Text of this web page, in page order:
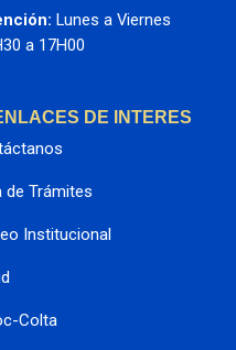
Lunes a Viernes
a 17H00
DE INTERES
de Trámites
Institucional
Colta